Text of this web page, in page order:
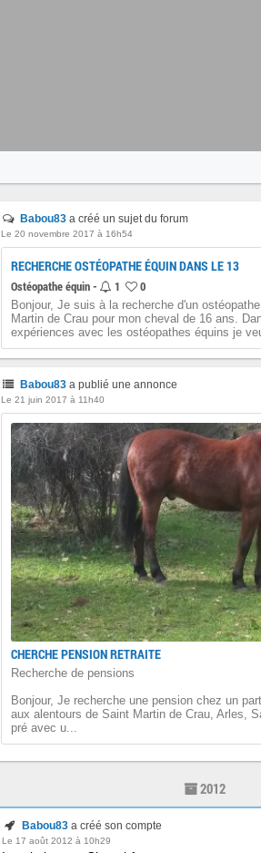
Babou83 a créé un sujet du forum
Le 20 novembre 2017 à 16h54
RECHERCHE OSTÉOPATHE ÉQUIN DANS LE 13
Ostéopathe équin - 1 0
Bonjour, Je suis à la recherche d'un
Martin de Crau pour mon cheval de 16 ans.
expériences avec les ostéopathes équins je
Babou83 a publié une annonce
Le 21 juin 2017 à 11h40
CHERCHE PENSION RETRAITE
Recherche de pensions
Bonjour, Je recherche une pension chez un
aux alentours de Saint Martin de Crau, Arles,
pré avec u...
2012
Babou83a créé son compte
Le 17 août 2012 à 10h29